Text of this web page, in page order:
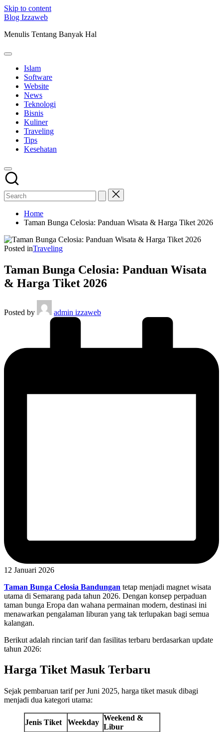
Skip to content
Blog Izzaweb
Menulis Tentang Banyak Hal
Islam
Software
Website
News
Teknologi
Bisnis
Kuliner
Traveling
Tips
Kesehatan
Home
Taman Bunga Celosia: Panduan Wisata & Harga Tiket 2026
Posted inTraveling
Taman Bunga Celosia: Panduan Wisata
& Harga Tiket 2026
Posted by admin izzaweb
12 Januari 2026
Taman Bunga Celosia Bandungan tetap menjadi magnet wisata
utama di Semarang pada tahun 2026. Dengan konsep perpaduan
taman bunga Eropa dan wahana permainan modern, destinasi ini
menawarkan pengalaman liburan yang tak terlupakan bagi semua
kalangan.
Berikut adalah rincian tarif dan fasilitas terbaru berdasarkan update
tahun 2026:
Harga Tiket Masuk Terbaru
Sejak pembaruan tarif per Juni 2025, harga tiket masuk dibagi
menjadi dua kategori utama:
Jenis Tiket Weekday
Weekend &
Libur